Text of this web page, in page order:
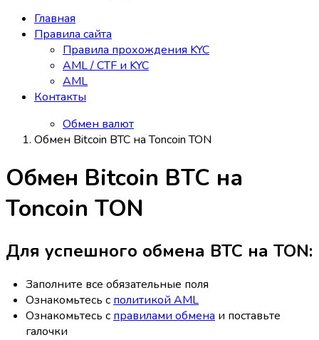
Главная
Правила сайта
Правила прохождения KYC
AML / CTF и KYC
AML
Контакты
Обмен валют
Обмен Bitcoin BTC на Toncoin TON
Обмен Bitcoin BTC на
Toncoin TON
Для успешного обмена BTC на TON:
Заполните все обязательные поля
Ознакомьтесь с политикой AML
Ознакомьтесь с правилами обмена и поставьте
галочки